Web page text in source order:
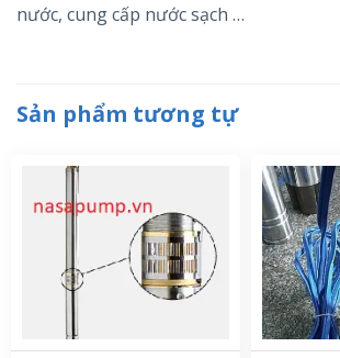
nước, cung cấp nước sạch …
Sản phẩm tương tự